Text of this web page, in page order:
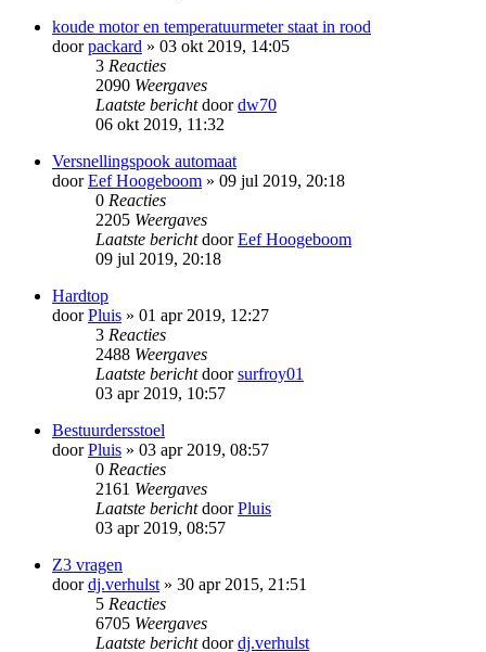
koude motor en temperatuurmeter staat in rood
doorpackard » 03 okt 2019, 14:05
3 Reacties
2090 Weergaves
Laatste berichtdoordw70
06 okt 2019, 11:32
Versnellingspook automaat
doorEef Hoogeboom » 09 jul 2019, 20:18
0 Reacties
2205 Weergaves
Laatste berichtdoorEef Hoogeboom
09 jul 2019, 20:18
Hardtop
doorPluis » 01 apr 2019, 12:27
3 Reacties
2488 Weergaves
Laatste berichtdoorsurfroy01
03 apr 2019, 10:57
Bestuurdersstoel
doorPluis » 03 apr 2019, 08:57
0 Reacties
2161 Weergaves
Laatste berichtdoorPluis
03 apr 2019, 08:57
Z3 vragen
doordj.verhulst » 30 apr 2015, 21:51
5 Reacties
6705 Weergaves
Laatste berichtdoordj.verhulst